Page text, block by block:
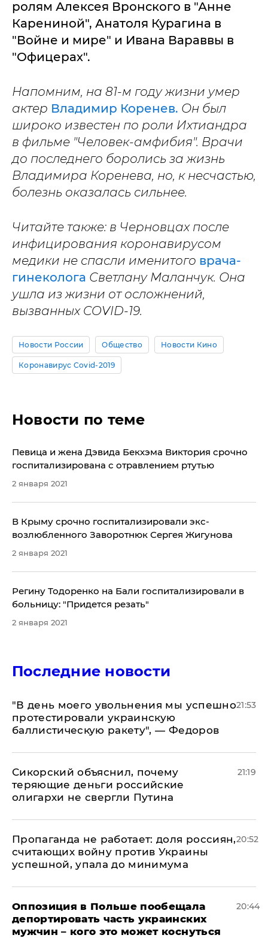
ролям Алексея Вронского в "Анне
Карениной", Анатоля Курагина в
"Войне и мире" и Ивана Вараввы в
"Офицерах".
Напомним, на 81-м году жизни умер
актер Владимир Коренев. Он был
широко известен по роли Ихтиандра
в фильме "Человек-амфибия". Врачи
до последнего боролись за жизнь
Владимира Коренева, но, к несчастью,
болезнь оказалась сильнее.
Читайте также: в Черновцах после
инфицирования коронавирусом
медики не спасли именитого врача-
гинеколога Светлану Маланчук. Она
ушла из жизни от осложнений,
вызванных COVID-19.
Новости России Общество Новости Кино
Коронавирус Covid-2019
Новости по теме
Певица и жена Дэвида Бекхэма Виктория срочно
госпитализирована с отравлением ртутью
2 января 2021
В Крыму срочно госпитализировали экс-
возлюбленного Заворотнюк Сергея Жигунова
2 января 2021
Регину Тодоренко на Бали госпитализировали в
больницу: "Придется резать"
2 января 2021
Последние новости
​"В день моего увольнения мы успешно
протестировали украинскую
баллистическую ракету", — Федоров
21:53
Сикорский объяснил, почему
теряющие деньги российские
олигархи не свергли Путина
21:19
​Пропаганда не работает: доля россиян,
считающих войну против Украины
успешной, упала до минимума
20:52
Оппозиция в Польше пообещала
депортировать часть украинских
мужчин – кого это может коснуться
20:44